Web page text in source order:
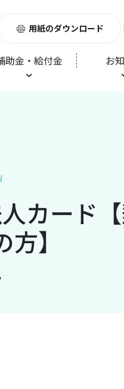
用紙のダウンロード
助金・給付金 お
カード
】